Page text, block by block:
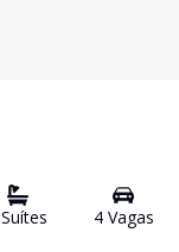
Suítes 4Vagas